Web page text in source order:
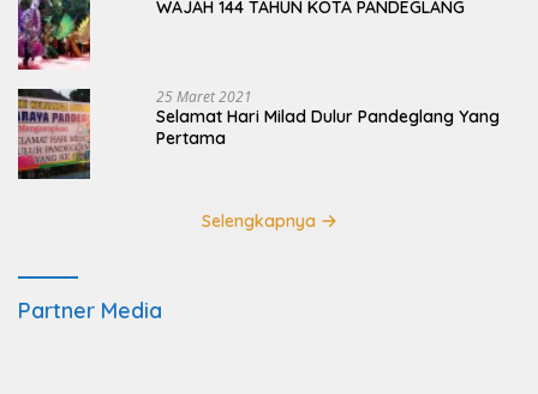
WAJAH 144 TAHUN KOTA PANDEGLANG
25 Maret 2021
Selamat Hari Milad Dulur Pandeglang Yang
Pertama
Selengkapnya
Partner Media